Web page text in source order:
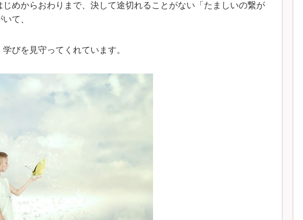
じめからおわりまで、決して途切れることがない「たましいの繋が
て、
びを見守ってくれています。